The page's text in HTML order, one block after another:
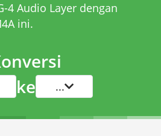
4 Audio Layer dengan
ini.
ke ...